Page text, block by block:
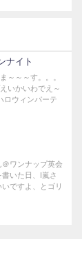
ナイト
～～～す。。。
いかいわでえ～
ロウィンパーテ
＠ワンナップ英会
いた日、I嵐さ
ですよ、とゴリ